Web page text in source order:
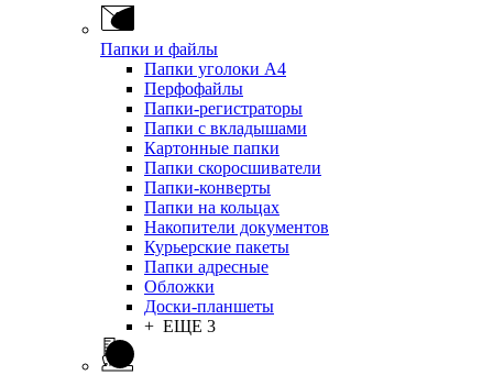
Папки и файлы
Папки уголоки А4
Перфофайлы
Папки-регистраторы
Папки с вкладышами
Картонные папки
Папки скоросшиватели
Папки-конверты
Папки на кольцах
Накопители документов
Курьерские пакеты
Папки адресные
Обложки
Доски-планшеты
+ ЕЩЕ 3